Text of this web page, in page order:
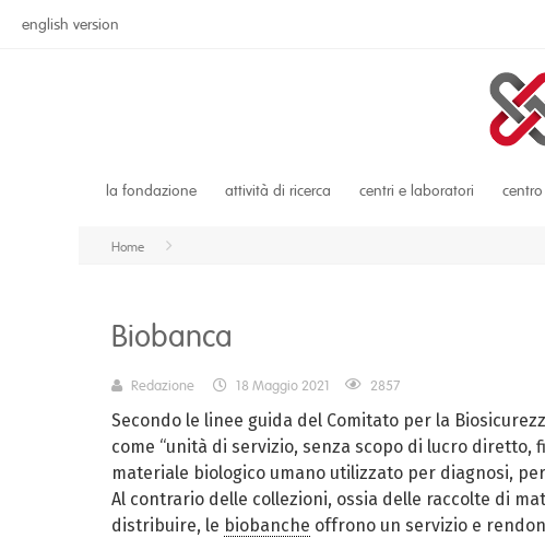
english version
la fondazione attività di ricerca centri e laboratori
Home
Biobanca
Redazione 18 Maggio 2021 2857
Secondo le linee guida del Comitato per la
come “unità di servizio, senza scopo di lucro diretto,
materiale biologico umano utilizzato per diagnosi,
Al contrario delle collezioni, ossia delle raccolte di
distribuire, le biobanche offrono un servizio e